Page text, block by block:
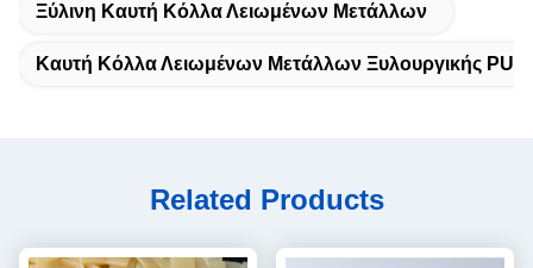
Ξύλινη Καυτή Κόλλα Λειωμένων Μετάλλων
Καυτή Κόλλα Λειωμένων Μετάλλων Ξυλουργικής PUR
Related Products